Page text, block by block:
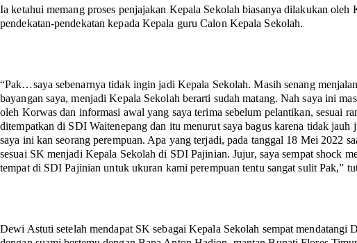
Ia ketahui memang proses penjajakan Kepala Sekolah biasanya dilakukan
pendekatan-pendekatan kepada Kepala guru Calon Kepala Sekolah.
“Pak…saya sebenarnya tidak ingin jadi Kepala Sekolah. Masih senang
bayangan saya, menjadi Kepala Sekolah berarti sudah matang. Nah saya ini
oleh Korwas dan informasi awal yang saya terima sebelum pelantikan, sesuai
ditempatkan di SDI Waitenepang dan itu menurut saya bagus karena tidak jauh
saya ini kan seorang perempuan. Apa yang terjadi, pada tanggal 18 Mei 2022
sesuai SK menjadi Kepala Sekolah di SDI Pajinian. Jujur, saya sempat shock
tempat di SDI Pajinian untuk ukuran kami perempuan tentu sangat sulit Pak,”
Dewi Astuti setelah mendapat SK sebagai Kepala Sekolah sempat mendatangi